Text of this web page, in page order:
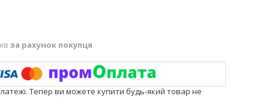
за рахунок покупця
Тепер ви можете купити будь-який товар не